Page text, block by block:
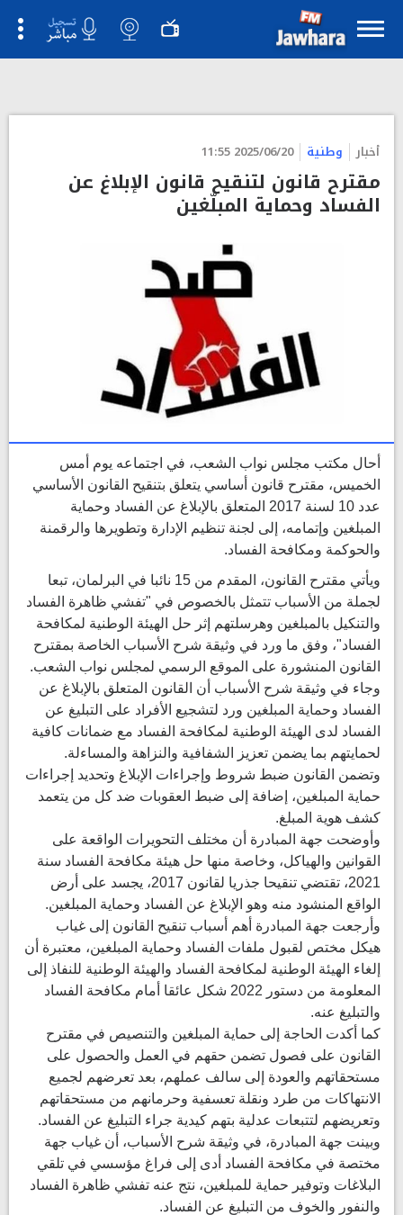
أخبار وطنية 2025/06/20 11:55
مقترح قانون لتنقيح قانون الإبلاغ عن
الفساد وحماية المبلّغين
أحال مكتب مجلس نواب الشعب، في اجتماعه يوم أمس
الخميس، مقترح قانون أساسي يتعلق بتنقيح القانون الأساسي
عدد 10 لسنة 2017 المتعلق بالإبلاغ عن الفساد وحماية
المبلغين وإتمامه، إلى لجنة تنظيم الإدارة وتطويرها والرقمنة
والحوكمة ومكافحة الفساد.
ويأتي مقترح القانون، المقدم من 15 نائبا في البرلمان، تبعا
لجملة من الأسباب تتمثل بالخصوص في "تفشي ظاهرة الفساد
والتنكيل بالمبلغين وهرسلتهم إثر حل الهيئة الوطنية لمكافحة
الفساد"، وفق ما ورد في وثيقة شرح الأسباب الخاصة بمقترح
القانون المنشورة على الموقع الرسمي لمجلس نواب الشعب.
وجاء في وثيقة شرح الأسباب أن القانون المتعلق بالإبلاغ عن
الفساد وحماية المبلغين ورد لتشجيع الأفراد على التبليغ عن
الفساد لدى الهيئة الوطنية لمكافحة الفساد مع ضمانات كافية
لحمايتهم بما يضمن تعزيز الشفافية والنزاهة والمساءلة.
وتضمن القانون ضبط شروط وإجراءات الإبلاغ وتحديد إجراءات
حماية المبلغين، إضافة إلى ضبط العقوبات ضد كل من يتعمد
كشف هوية المبلغ.
وأوضحت جهة المبادرة أن مختلف التحويرات الواقعة على
القوانين والهياكل، وخاصة منها حل هيئة مكافحة الفساد سنة
2021، تقتضي تنقيحا جذريا لقانون 2017، يجسد على أرض
الواقع المنشود منه وهو الإبلاغ عن الفساد وحماية المبلغين.
وأرجعت جهة المبادرة أهم أسباب تنقيح القانون إلى غياب
هيكل مختص لقبول ملفات الفساد وحماية المبلغين، معتبرة أن
إلغاء الهيئة الوطنية لمكافحة الفساد والهيئة الوطنية للنفاذ إلى
المعلومة من دستور 2022 شكل عائقا أمام مكافحة الفساد
والتبليغ عنه.
كما أكدت الحاجة إلى حماية المبلغين والتنصيص في مقترح
القانون على فصول تضمن حقهم في العمل والحصول على
مستحقاتهم والعودة إلى سالف عملهم، بعد تعرضهم لجميع
الانتهاكات من طرد ونقلة تعسفية وحرمانهم من مستحقاتهم
وتعريضهم لتتبعات عدلية بتهم كيدية جراء التبليغ عن الفساد.
وبينت جهة المبادرة، في وثيقة شرح الأسباب، أن غياب جهة
مختصة في مكافحة الفساد أدى إلى فراغ مؤسسي في تلقي
البلاغات وتوفير حماية للمبلغين، نتج عنه تفشي ظاهرة الفساد
والنفور والخوف من التبليغ عن الفساد.